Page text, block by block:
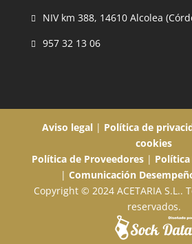
 NIV km 388, 14610 Alcolea
 957 32 13 06
Aviso legal| Política de
cookies
Política de Proveedores|
| Comunicación
Copyright © 2024 ACETARIA S.L..
reservados.